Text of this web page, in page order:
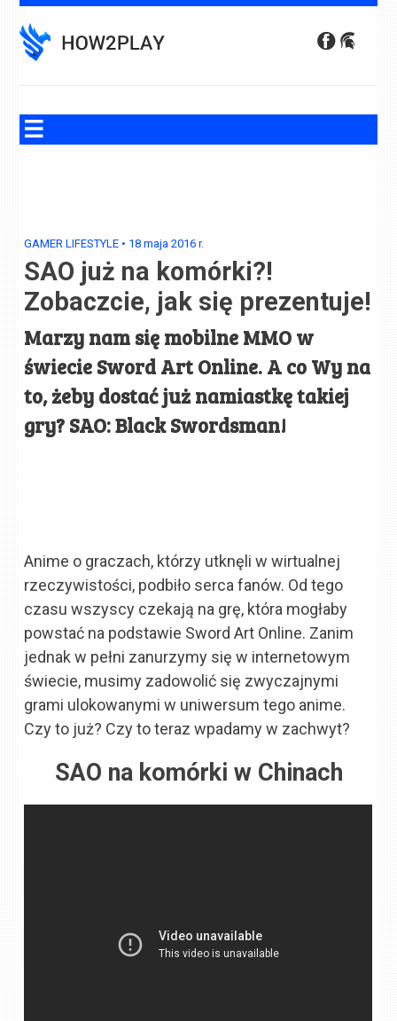
to
content
GAMER LIFESTYLE • 18 maja 2016 r.
SAO już na komórki?!
Zobaczcie, jak się prezentuje!
Marzy nam się mobilne MMO w
świecie Sword Art Online. A co Wy na
to, żeby dostać już namiastkę takiej
gry? SAO: Black Swordsman!
Anime o graczach, którzy utknęli w wirtualnej
rzeczywistości, podbiło serca fanów. Od tego
czasu wszyscy czekają na grę, która mogłaby
powstać na podstawie Sword Art Online. Zanim
jednak w pełni zanurzymy się w internetowym
świecie, musimy zadowolić się zwyczajnymi
grami ulokowanymi w uniwersum tego anime.
Czy to już? Czy to teraz wpadamy w zachwyt?
SAO na komórki w Chinach